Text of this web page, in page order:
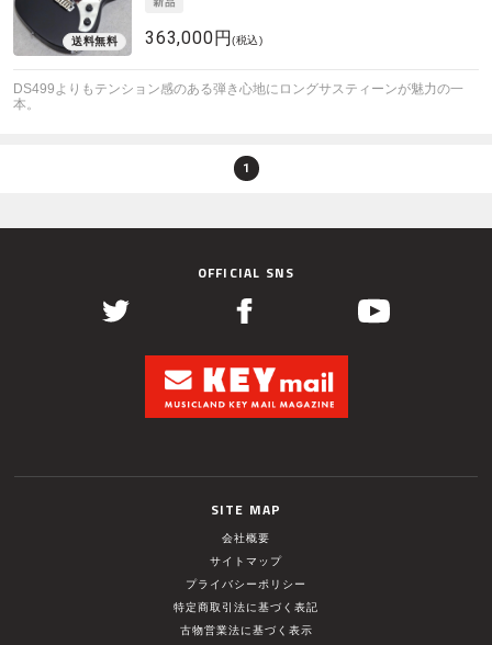
363,000円(税込)
DS499よりもテンション感のある弾き心地にロングサスティーンが魅力の一
本。
1
OFFICIAL SNS
SITE MAP
会社概要
サイトマップ
プライバシーポリシー
特定商取引法に基づく表記
古物営業法に基づく表示